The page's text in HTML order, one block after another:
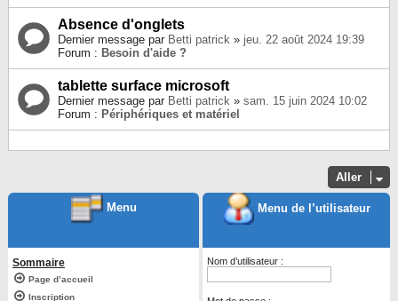
Absence d'onglets
Dernier message par Betti patrick » jeu. 22 août 2024 19:39
Forum : Besoin d'aide ?
tablette surface microsoft
Dernier message par Betti patrick » sam. 15 juin 2024 10:02
Forum : Périphériques et matériel
Aller
Menu
Sommaire
Page d’accueil
Inscription
Menu de l’utilisateur
Nom d’utilisateur :